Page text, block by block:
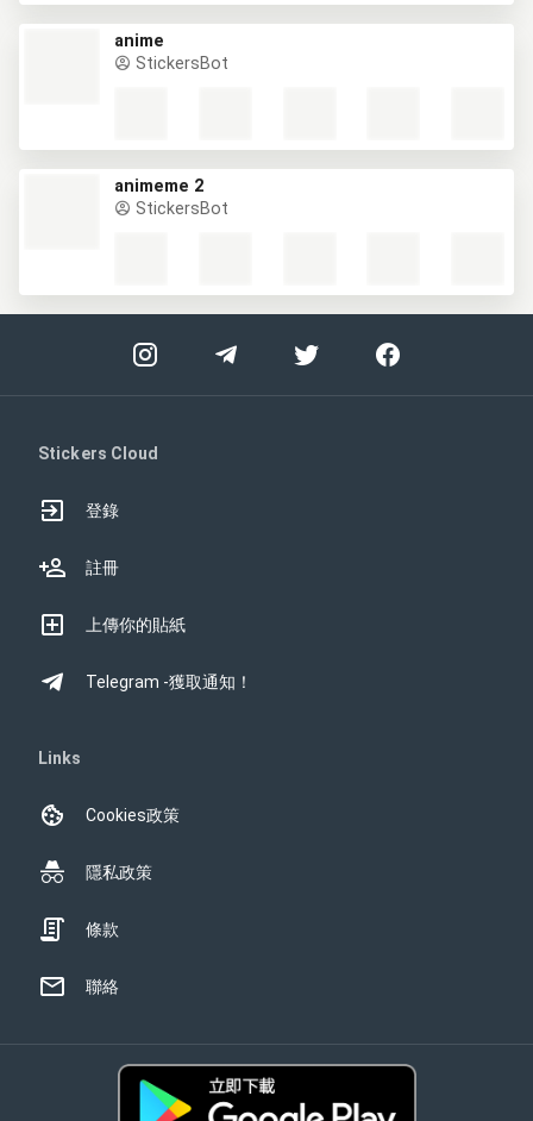
anime
StickersBot
animeme 2
StickersBot
Stickers Cloud
登錄
註冊
上傳你的貼紙
Telegram -獲取通知！
Links
Cookies政策
隱私政策
條款
聯絡